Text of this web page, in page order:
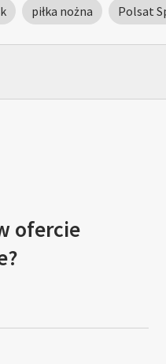
piłka nożna Polsat
ofercie